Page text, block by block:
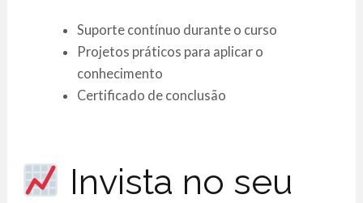
Suporte contínuo durante o curso
Projetos práticos para aplicar o
conhecimento
Certificado de conclusão
Invista no seu